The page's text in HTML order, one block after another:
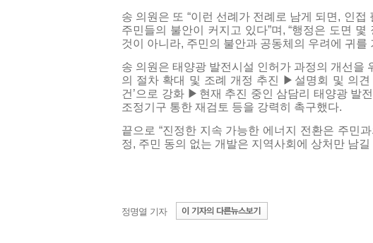
송 의원은 또 “이런 선례가 전례로 남게 되면, 인
주민들의 불안이 커지고 있다”며, “행정은 도면
것이 아니라, 주민의 불안과 공동체의 우려에 귀를
송 의원은 태양광 발전시설 인허가 과정의 개선
의 절차 확대 및 조례 개정 추진 ▶설명회 및 의견
건’으로 강화 ▶현재 추진 중인 삼담리 태양광 발
조정기구 통한 재검토 등을 강력히 촉구했다.
끝으로 “진정한 지속 가능한 에너지 전환은 주민
정, 주민 동의 없는 개발은 지역사회에 상처만 남길
정명열 기자